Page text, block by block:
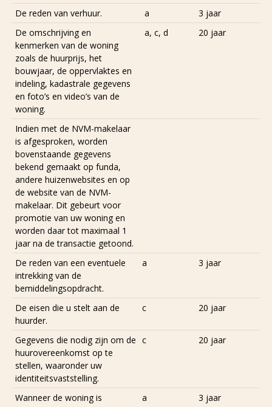
De reden van verhuur. a
3 jaar
De omschrijving en
kenmerken van de woning
zoals de huurprijs, het
bouwjaar, de oppervlaktes en
indeling, kadastrale gegevens
en foto’s en video’s van de
woning.
a, c, d 20 jaar
Indien met de NVM-makelaar
is afgesproken, worden
bovenstaande gegevens
bekend gemaakt op funda,
andere huizenwebsites en op
de website van de NVM-
makelaar. Dit gebeurt voor
promotie van uw woning en
worden daar tot maximaal 1
jaar na de transactie getoond.
De reden van een eventuele
intrekking van de
bemiddelingsopdracht.
a 3 jaar
De eisen die u stelt aan de
huurder.
c 20 jaar
Gegevens die nodig zijn om de
huurovereenkomst op te
stellen, waaronder uw
identiteitsvaststelling.
c 20 jaar
Wanneer de woning is
a 3 jaar